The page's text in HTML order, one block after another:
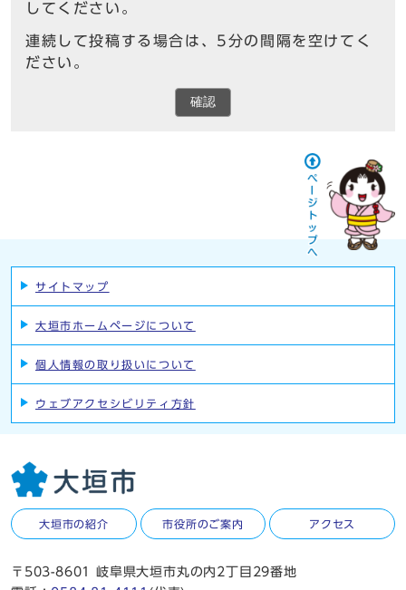
してください。
連続して投稿する場合は、5分の間隔を空けてく
ださい。
確認
サイトマップ
大垣市ホームページについて
個人情報の取り扱いについて
ウェブアクセシビリティ方針
大垣市の紹介 市役所のご案内 アクセス
〒503-8601 岐阜県大垣市丸の内2丁目29番地